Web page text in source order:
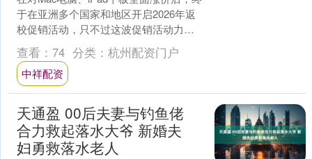
于在亚洲多个国家和地区开启2026年返
校促销活动，只不过这波促销活动力度
锐减，国内不能用国补，也没有免费耳
机，只有印度....
查看： 74 分类： 杭州配资门户
中祥配资
天通盈 00后夫妻与钓鱼佬
合力救起落水大爷 新婚夫
妇勇救落水老人